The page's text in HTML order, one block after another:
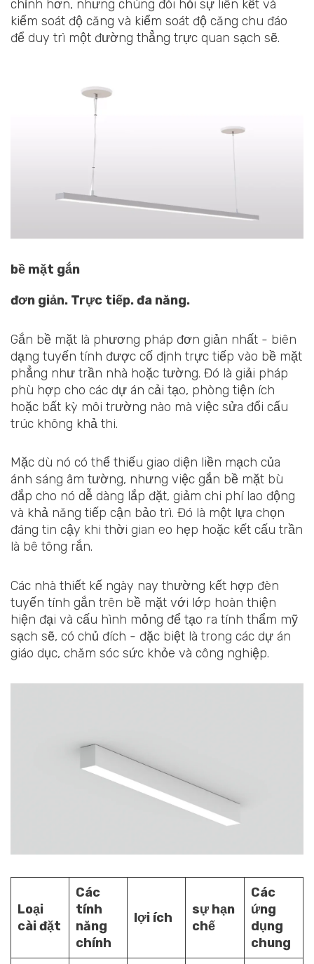
chỉnh hơn, nhưng chúng đòi hỏi sự liên kết và
kiểm soát độ căng và kiểm soát độ căng chu đáo
để duy trì một đường thẳng trực quan sạch sẽ.
bề mặt gắn
đơn giản. Trực tiếp. đa năng.
Gắn bề mặt là phương pháp đơn giản nhất - biên
dạng tuyến tính được cố định trực tiếp vào bề mặt
phẳng như trần nhà hoặc tường. Đó là giải pháp
phù hợp cho các dự án cải tạo, phòng tiện ích
hoặc bất kỳ môi trường nào mà việc sửa đổi cấu
trúc không khả thi.
Mặc dù nó có thể thiếu giao diện liền mạch của
ánh sáng âm tường, nhưng việc gắn bề mặt bù
đắp cho nó dễ dàng lắp đặt, giảm chi phí lao động
và khả năng tiếp cận bảo trì. Đó là một lựa chọn
đáng tin cậy khi thời gian eo hẹp hoặc kết cấu trần
là bê tông rắn.
Các nhà thiết kế ngày nay thường kết hợp đèn
tuyến tính gắn trên bề mặt với lớp hoàn thiện
hiện đại và cấu hình mỏng để tạo ra tính thẩm mỹ
sạch sẽ, có chủ đích - đặc biệt là trong các dự án
giáo dục, chăm sóc sức khỏe và công nghiệp.
Loại
cài đặt
Các
tính
năng
chính
lợi ích
sự hạn
chế
Các
ứng
dụng
chung